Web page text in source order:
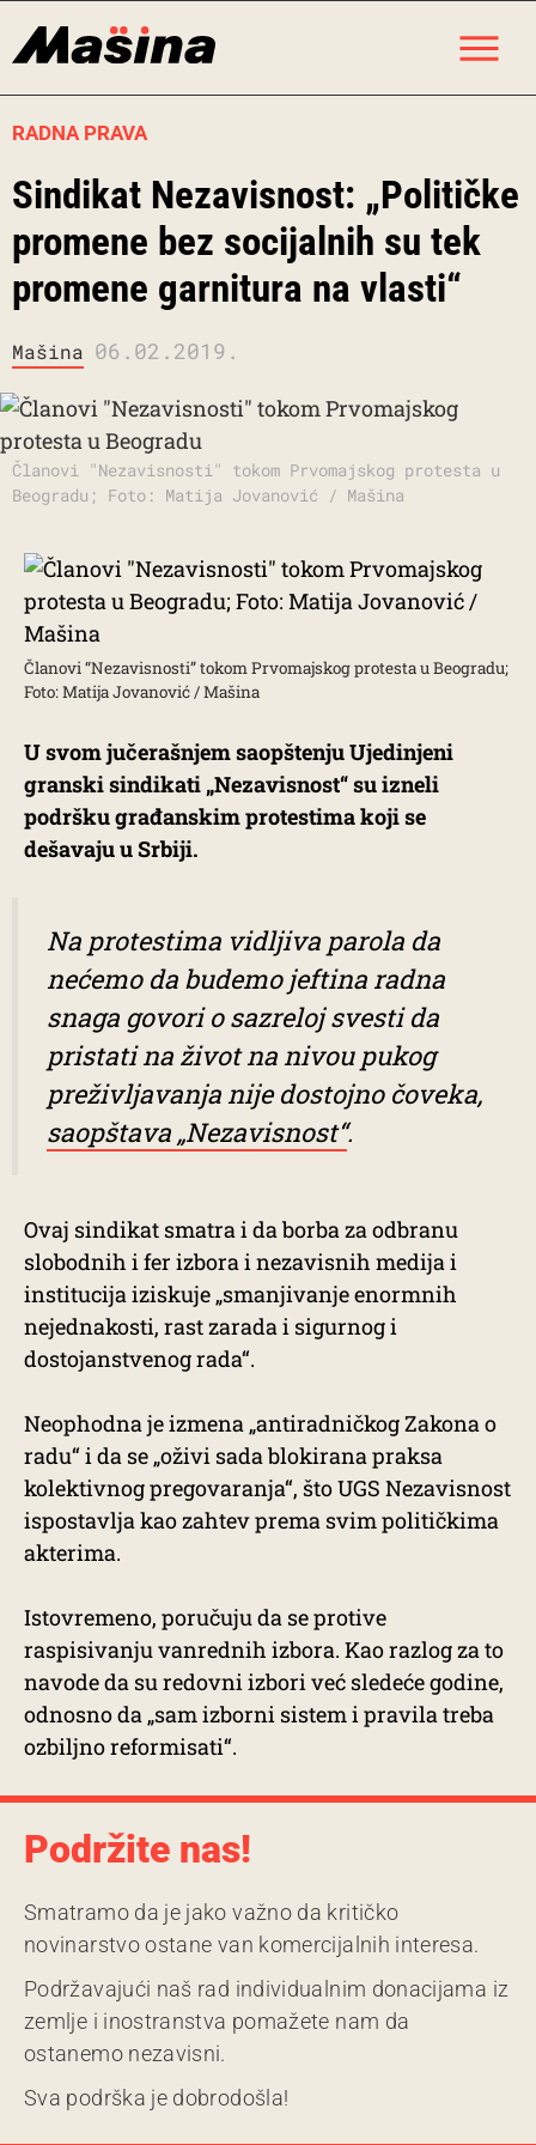
RADNA PRAVA
Sindikat Nezavisnost: „Političke
promene bez socijalnih su tek
promene garnitura na vlasti“
Mašina 06.02.2019.
Članovi "Nezavisnosti" tokom Prvomajskog protesta u
Beogradu; Foto: Matija Jovanović / Mašina
Članovi “Nezavisnosti” tokom Prvomajskog protesta u Beogradu;
Foto: Matija Jovanović / Mašina
U svom jučerašnjem saopštenju Ujedinjeni
granski sindikati „Nezavisnost“ su izneli
podršku građanskim protestima koji se
dešavaju u Srbiji.
Na protestima vidljiva parola da
nećemo da budemo jeftina radna
snaga govori o sazreloj svesti da
pristati na život na nivou pukog
preživljavanja nije dostojno čoveka,
saopštava „Nezavisnost“.
Ovaj sindikat smatra i da borba za odbranu
slobodnih i fer izbora i nezavisnih medija i
institucija iziskuje „smanjivanje enormnih
nejednakosti, rast zarada i sigurnog i
dostojanstvenog rada“.
Neophodna je izmena „antiradničkog Zakona o
radu“ i da se „oživi sada blokirana praksa
kolektivnog pregovaranja“, što UGS Nezavisnost
ispostavlja kao zahtev prema svim političkima
akterima.
Istovremeno, poručuju da se protive
raspisivanju vanrednih izbora. Kao razlog za to
navode da su redovni izbori već sledeće godine,
odnosno da „sam izborni sistem i pravila treba
ozbiljno reformisati“.
Podržite nas!
Smatramo da je jako važno da kritičko
novinarstvo ostane van komercijalnih interesa.
Podržavajući naš rad individualnim donacijama iz
zemlje i inostranstva pomažete nam da
ostanemo nezavisni.
Sva podrška je dobrodošla!